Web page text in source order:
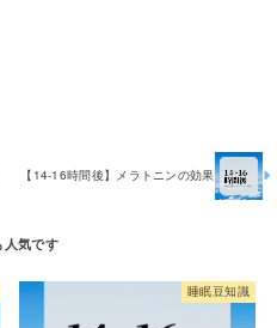
【14-16時間後】メラトニンの効果
睡眠豆知識